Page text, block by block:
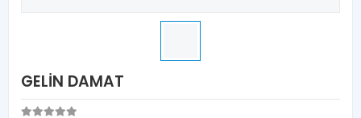
GELİN DAMAT